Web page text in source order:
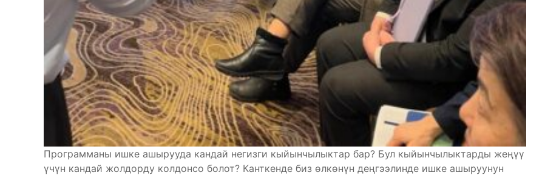
Программаны ишке ашырууда кандай негизги кыйынчылыктар бар? Бул кыйынчылыктарды жеңүү
үчүн кандай жолдорду колдонсо болот? Канткенде биз өлкөнүн деңгээлинде ишке ашыруунун